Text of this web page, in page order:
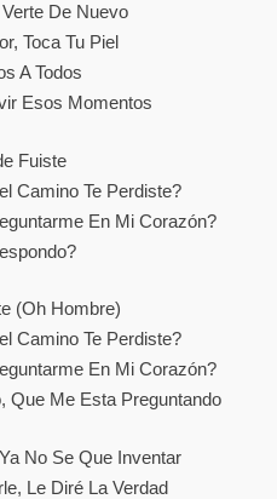
De Nuevo
Toca Tu Piel
A Todos
Esos Momentos
Fuiste
Camino Te Perdiste?
En Mi Corazón?
(oh Hombre)
Camino Te Perdiste?
En Mi Corazón?
Que Me Esta Preguntando
No Se Que Inventar
Le Diré La Verdad